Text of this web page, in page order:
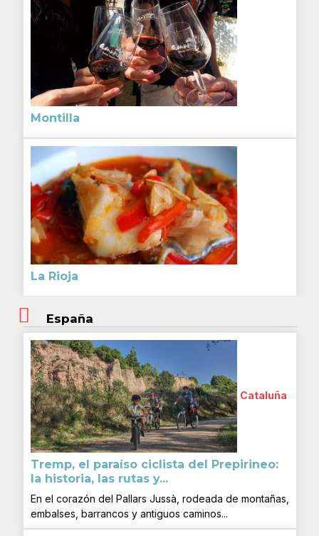
Montilla
La Rioja
España
Cataluña
Tremp, el paraíso ciclista del Prepirineo:
la historia, las rutas y...
En el corazón del Pallars Jussà, rodeada de montañas,
embalses, barrancos y antiguos caminos...